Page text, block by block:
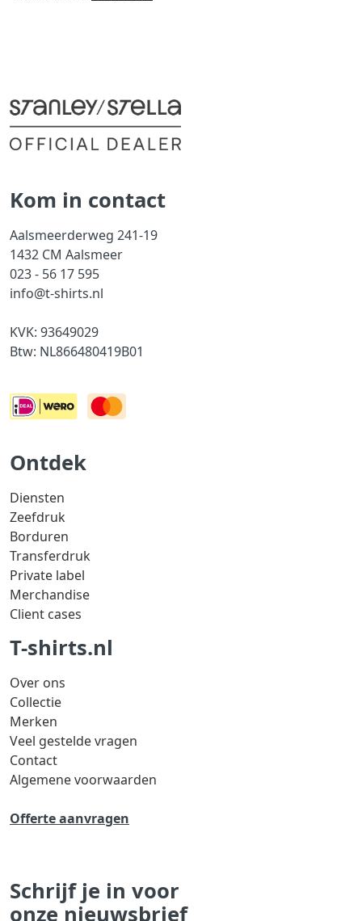
Kom in contact
Aalsmeerderweg 241-19
1432 CM Aalsmeer
023 - 56 17 595
info@t-shirts.nl
KVK: 93649029
Btw: NL866480419B01
Ontdek
Diensten
Zeefdruk
Borduren
Transferdruk
Private label
Merchandise
Client cases
T-shirts.nl
Over ons
Collectie
Merken
Veel gestelde vragen
Contact
Algemene voorwaarden
Offerte aanvragen
Schrijf je in voor
onze nieuwsbrief